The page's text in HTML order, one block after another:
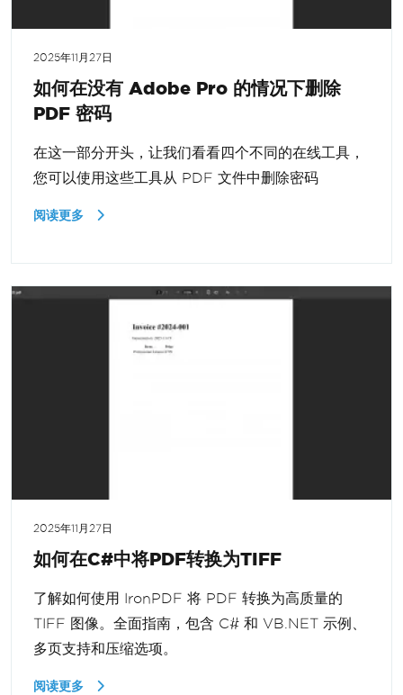
2025年11月27日
如何在没有 Adobe Pro 的情况下删除
PDF 密码
在这一部分开头，让我们看看四个不同的在线工具，
您可以使用这些工具从 PDF 文件中删除密码
阅读更多
2025年11月27日
如何在C#中将PDF转换为TIFF
了解如何使用 IronPDF 将 PDF 转换为高质量的
TIFF 图像。全面指南，包含 C# 和 VB.NET 示例、
多页支持和压缩选项。
阅读更多